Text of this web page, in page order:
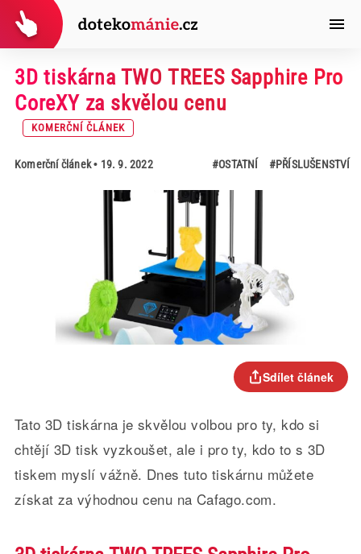
3D tiskárna TWO TREES Sapphire Pro
CoreXY za skvělou cenu
KOMERČNÍ ČLÁNEK
Komerční článek• 19. 9. 2022 #OSTATNÍ #PŘÍSLUŠENSTVÍ
Sdílet článek
Tato 3D tiskárna je skvělou volbou pro ty, kdo si
chtějí 3D tisk vyzkoušet, ale i pro ty, kdo to s 3D
tiskem myslí vážně. Dnes tuto tiskárnu můžete
získat za výhodnou cenu na Cafago.com.